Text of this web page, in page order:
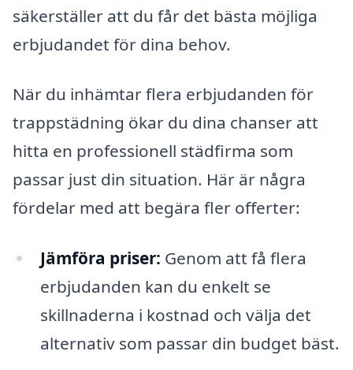
säkerställer att du får det bästa möjliga
erbjudandet för dina behov.
När du inhämtar flera erbjudanden för
trappstädning ökar du dina chanser att
hitta en professionell städfirma som
passar just din situation. Här är några
fördelar med att begära fler offerter:
Jämföra priser: Genom att få flera
erbjudanden kan du enkelt se
skillnaderna i kostnad och välja det
alternativ som passar din budget bäst.